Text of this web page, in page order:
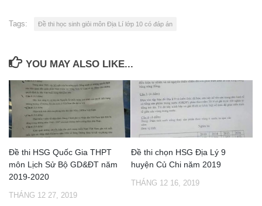
Tags: Đề thi học sinh giỏi môn Địa Lí lớp 10 có đáp án
YOU MAY ALSO LIKE...
Đề thi HSG Quốc Gia THPT
môn Lịch Sử Bộ GD&ĐT năm
2019-2020
THÁNG 12 27, 2019
Đề thi chọn HSG Địa Lý 9
huyện Củ Chi năm 2019
THÁNG 12 16, 2019